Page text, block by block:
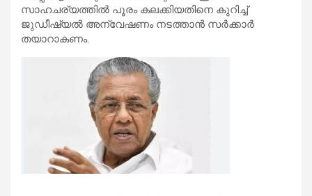
സാഹചര്യത്തില്‍ പൂരം കലക്കിയതിനെ കുറിച്ച്
ജുഡീഷ്യല്‍ അന്വേഷണം നടത്താന്‍ സര്‍ക്കാര്‍
തയാറാകണം.